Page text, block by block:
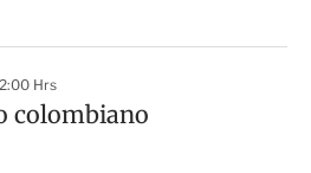
Hrs
colombiano